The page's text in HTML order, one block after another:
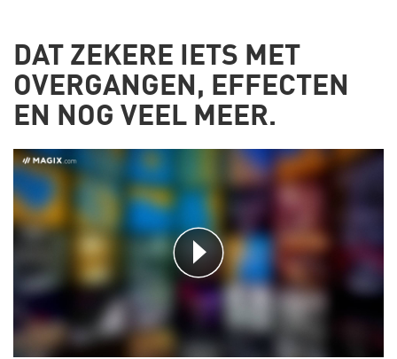
DAT ZEKERE IETS MET
OVERGANGEN, EFFECTEN
EN NOG VEEL MEER.